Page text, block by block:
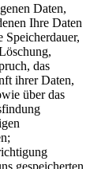
Daten,
Ihre Daten
das
ihrer Daten,
über das
gespeicherten